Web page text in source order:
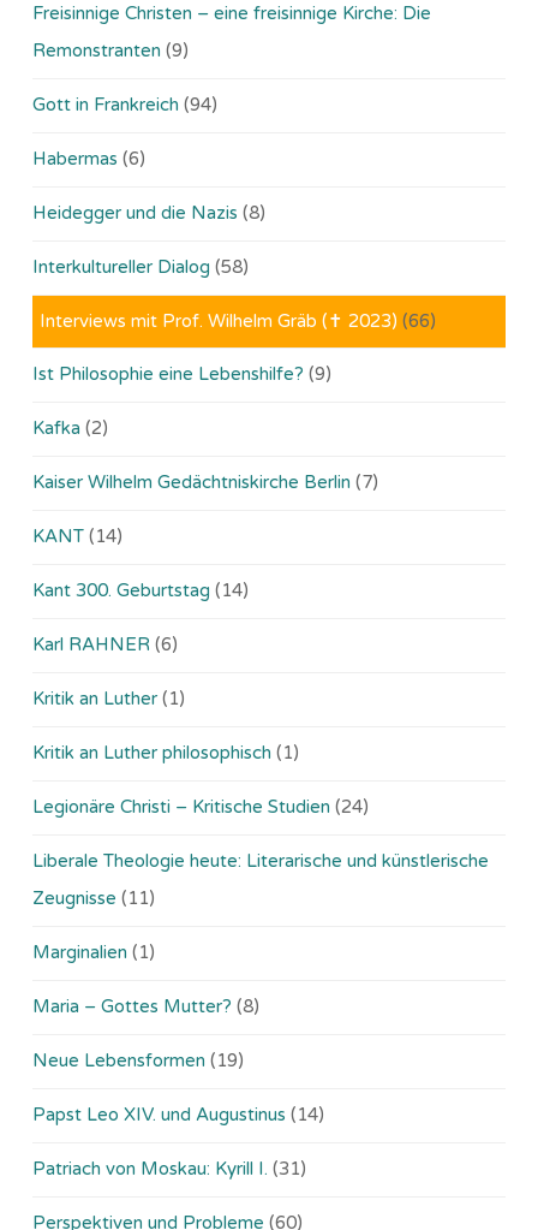
Freisinnige Christen – eine freisinnige Kirche: Die
Remonstranten (9)
Gott in Frankreich (94)
Habermas (6)
Heidegger und die Nazis (8)
Interkultureller Dialog (58)
Interviews mit Prof. Wilhelm Gräb (✝ 2023) (66)
Ist Philosophie eine Lebenshilfe? (9)
Kafka (2)
Kaiser Wilhelm Gedächtniskirche Berlin (7)
KANT (14)
Kant 300. Geburtstag (14)
Karl RAHNER (6)
Kritik an Luther (1)
Kritik an Luther philosophisch (1)
Legionäre Christi – Kritische Studien (24)
Liberale Theologie heute: Literarische und künstlerische
Zeugnisse (11)
Marginalien (1)
Maria – Gottes Mutter? (8)
Neue Lebensformen (19)
Papst Leo XIV. und Augustinus (14)
Patriach von Moskau: Kyrill I. (31)
Perspektiven und Probleme (60)